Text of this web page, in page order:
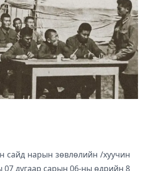
нарын зөвлөлийн /хуучин
07 дугаар сарын 06-ны өдрийн 8